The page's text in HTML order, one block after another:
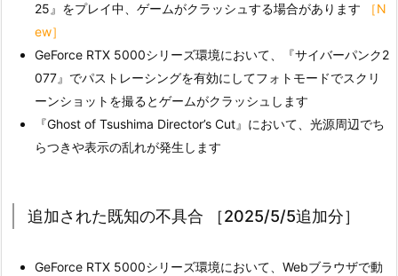
25』をプレイ中、ゲームがクラッシュする場合があります
［N
ew］
GeForce RTX 5000シリーズ環境において、『サイバーパンク2
077』でパストレーシングを有効にしてフォトモードでスクリ
ーンショットを撮るとゲームがクラッシュします
『Ghost of Tsushima Director’s Cut』において、光源周辺でち
らつきや表示の乱れが発生します
追加された既知の不具合 ［2025/5/5追加分］
GeForce RTX 5000シリーズ環境において、Webブラウザで動